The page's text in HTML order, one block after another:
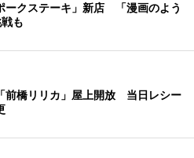
ークステーキ」新店 「漫画のよう
も
前橋リリカ」屋上開放 当日レシー